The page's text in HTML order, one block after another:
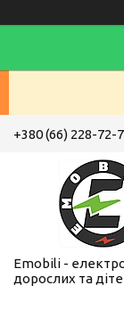
+380 (66) 228-72-
Emobili -
дорослих та